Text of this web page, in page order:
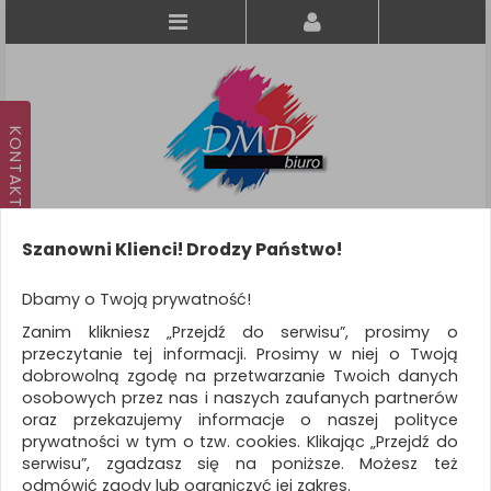
KATEGORIE
WSZYSTKIE KATEGORIE
FILTRY
Szanowni Klienci! Drodzy Państwo!
Dbamy o Twoją prywatność!
Zanim klikniesz „Przejdź do serwisu”, prosimy o
przeczytanie tej informacji. Prosimy w niej o Twoją
dobrowolną zgodę na przetwarzanie Twoich danych
osobowych przez nas i naszych zaufanych partnerów
oraz przekazujemy informacje o naszej polityce
prywatności w tym o tzw. cookies. Klikając „Przejdź do
serwisu”, zgadzasz się na poniższe. Możesz też
odmówić zgody lub ograniczyć jej zakres.